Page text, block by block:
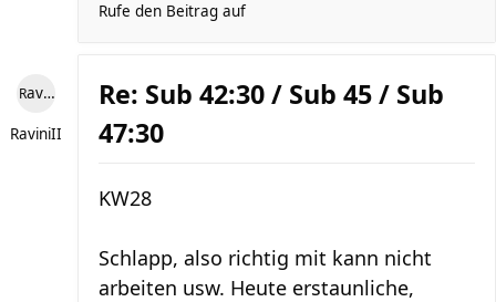
Rufe den Beitrag auf
RaviniII
RaviniII
Re: Sub 42:30 / Sub 45 / Sub
47:30
KW28
Schlapp, also richtig mit kann nicht
arbeiten usw. Heute erstaunliche,